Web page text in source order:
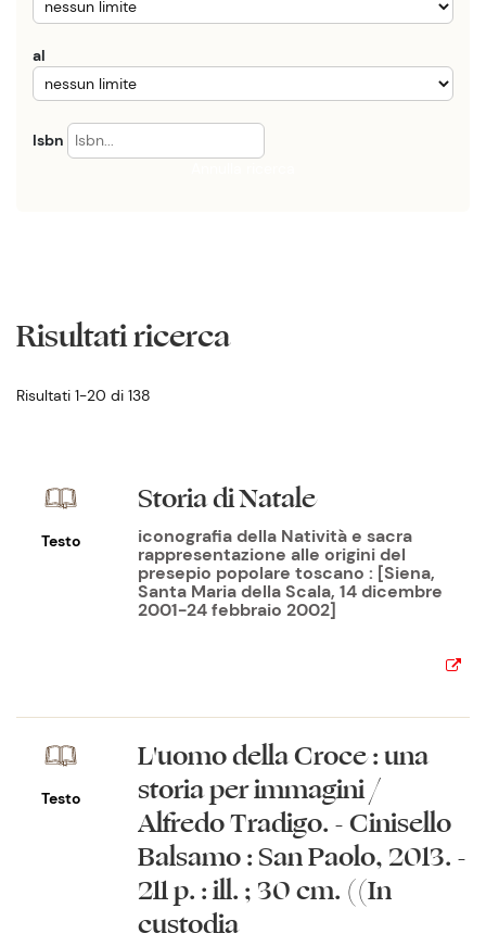
al
Isbn
Risultati ricerca
Risultati 1-20 di 138
Testo
Storia di Natale
iconografia della Natività e sacra
rappresentazione alle origini del
presepio popolare toscano : [Siena,
Santa Maria della Scala, 14 dicembre
2001-24 febbraio 2002]
Testo
L'uomo della Croce : una
storia per immagini /
Alfredo Tradigo. - Cinisello
Balsamo : San Paolo, 2013. -
211 p. : ill. ; 30 cm. ((In
custodia